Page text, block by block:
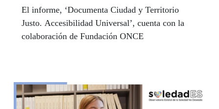
El informe, ‘Documenta Ciudad y Territorio
Justo. Accesibilidad Universal’, cuenta con la
colaboración de Fundación ONCE